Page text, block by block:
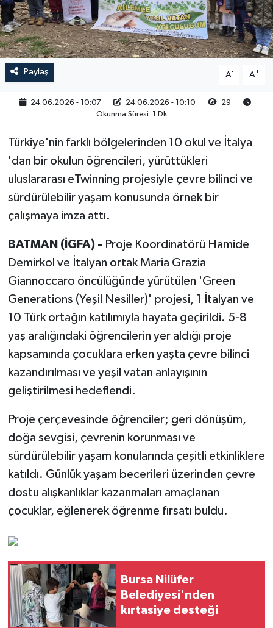
Paylaş A- A+
24.06.2026 - 10:07 24.06.2026 - 10:10
29
Okunma Süresi: 1 Dk
Türkiye'nin farklı bölgelerinden 10 okul ve İtalya
'dan bir okulun öğrencileri, yürüttükleri
uluslararası eTwinning projesiyle çevre bilinci ve
sürdürülebilir yaşam konusunda örnek bir
çalışmaya imza attı.
BATMAN (İGFA) - Proje Koordinatörü Hamide
Demirkol ve İtalyan ortak Maria Grazia
Giannoccaro öncülüğünde yürütülen 'Green
Generations (Yeşil Nesiller)' projesi, 1 İtalyan ve
10 Türk ortağın katılımıyla hayata geçirildi. 5-8
yaş aralığındaki öğrencilerin yer aldığı proje
kapsamında çocuklara erken yaşta çevre bilinci
kazandırılması ve yeşil vatan anlayışının
geliştirilmesi hedeflendi.
Proje çerçevesinde öğrenciler; geri dönüşüm,
doğa sevgisi, çevrenin korunması ve
sürdürülebilir yaşam konularında çeşitli etkinliklere
katıldı. Günlük yaşam becerileri üzerinden çevre
dostu alışkanlıklar kazanmaları amaçlanan
çocuklar, eğlenerek öğrenme fırsatı buldu.
Bursa Nilüfer
Belediyesi'nden
kırtasiye desteği
RESMİ İLAN